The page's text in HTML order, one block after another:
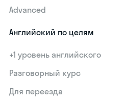
Advanced
Английский по целям
+1 уровень английского
Разговорный курс
Для переезда